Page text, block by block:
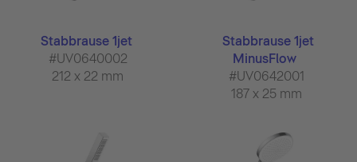
Stabbrause 1jet
#UV0640002
212 x 22 mm
Stabbrause 1jet
MinusFlow
#UV0642001
187 x 25 mm